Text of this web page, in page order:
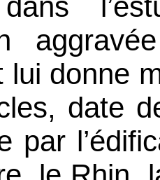
dans
lui donne
date
par